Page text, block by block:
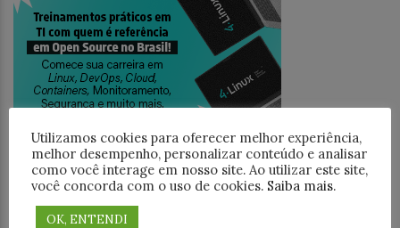
JEDAICAST
Utilizamos cookies para oferecer melhor experiência,
melhor desempenho, personalizar conteúdo e analisar
como você interage em nosso site. Ao utilizar este site,
você concorda com o uso de cookies. Saiba mais.
OK, ENTENDI